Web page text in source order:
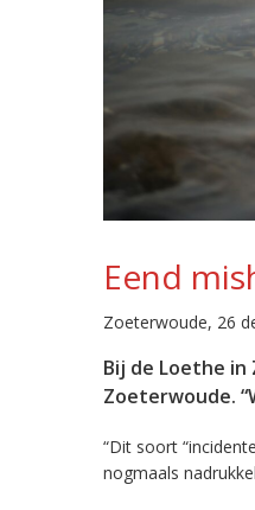
Eend
Zoeterwoude, 26
Bij de Loethe
Zoeterwoude.
“Dit soort
nogmaals